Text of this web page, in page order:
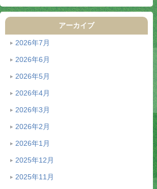
アーカイブ
2026年7月
2026年6月
2026年5月
2026年4月
2026年3月
2026年2月
2026年1月
2025年12月
2025年11月